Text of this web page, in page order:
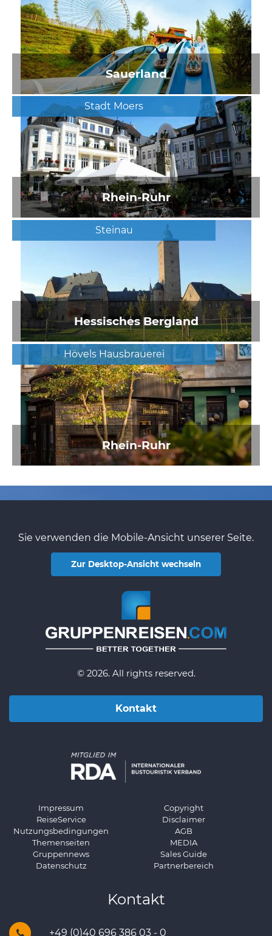
Sauerland
Stadt Moers
Rhein-Ruhr
Steinau
Hessisches Bergland
Hövels Hausbrauerei
Rhein-Ruhr
Sie verwenden die Mobile-Ansicht unserer Seite.
Zur Desktop-Ansicht wechseln
© 2026. All rights reserved.
Kontakt
Impressum
ReiseService
Nutzungsbedingungen
Themenseiten
Gruppennews
Datenschutz
Copyright
Disclaimer
AGB
MEDIA
Sales Guide
Partnerbereich
Kontakt
+49 (0)40 696 386 03 - 0